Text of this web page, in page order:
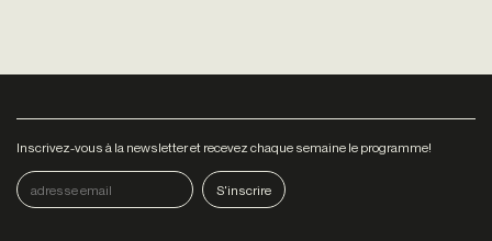
Inscrivez-vous à la newsletter et recevez chaque semaine le programme!